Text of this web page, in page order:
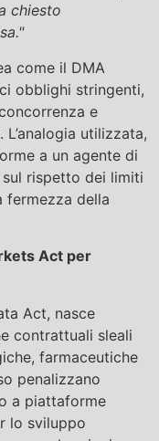
chiesto
come il DMA
obblighi stringenti,
e
utilizzata,
a un agente di
rispetto dei limiti
fermezza della
Act per
Act, nasce
contrattuali sleali
farmaceutiche
penalizzano
a piattaforme
lo sviluppo